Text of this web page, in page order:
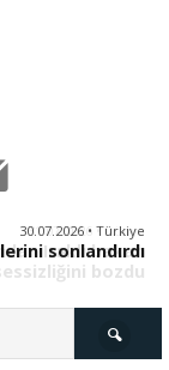
30.07.2026 • Türkiye
sonlandırdı